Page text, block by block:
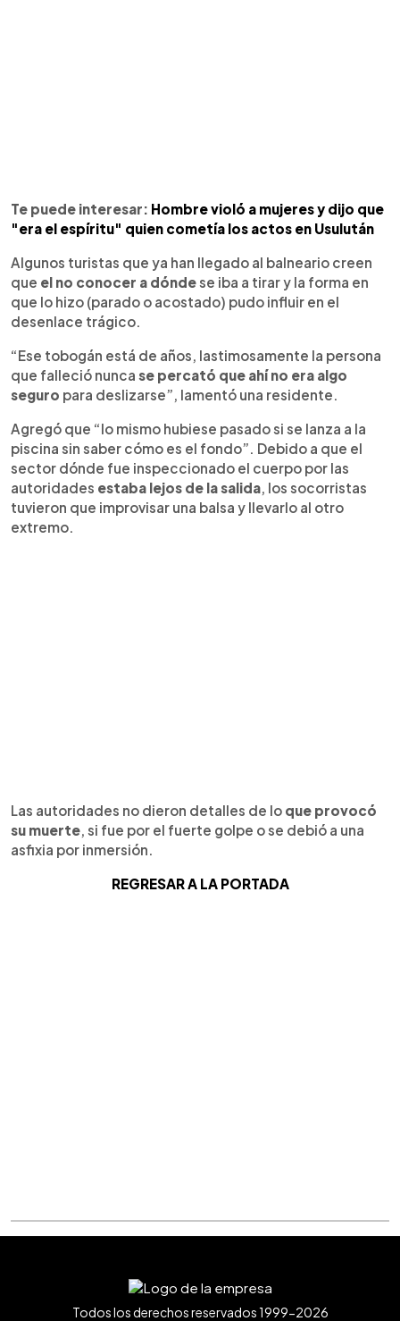
Te puede interesar: Hombre violó a mujeres y dijo que
"era el espíritu" quien cometía los actos en Usulután
Algunos turistas que ya han llegado al balneario creen
que el no conocer a dóndese iba a tirar y la forma en
que lo hizo (parado o acostado) pudo influir en el
desenlace trágico.
“Ese tobogán está de años, lastimosamente la persona
que falleció nunca se percató que ahí no era algo
seguro para deslizarse”, lamentó una residente.
Agregó que “lo mismo hubiese pasado si se lanza a la
piscina sin saber cómo es el fondo”. Debido a que el
sector dónde fue inspeccionado el cuerpo por las
autoridades estaba lejos de la salida, los socorristas
tuvieron que improvisar una balsa y llevarlo al otro
extremo.
Las autoridades no dieron detalles de lo que provocó
su muerte, si fue por el fuerte golpe o se debió a una
asfixia por inmersión.
REGRESAR A LA PORTADA
Todos los derechos reservados 1999-2026